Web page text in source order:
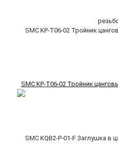
SMC KP-T06-02 Тройник